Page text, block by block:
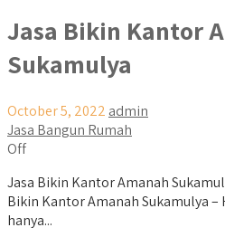
Jasa Bikin Kantor
Sukamulya
October 5, 2022 admin
Jasa Bangun Rumah
Off
Jasa Bikin Kantor Amanah
Bikin Kantor Amanah Sukamulya –
hanya...